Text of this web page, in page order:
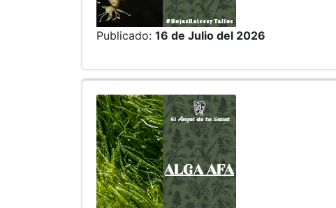
Publicado: 16 de Julio del 2026